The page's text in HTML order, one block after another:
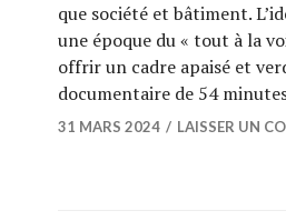
que société et bâtiment.
une époque du « tout à la
offrir un cadre apaisé et
documentaire de 54
31 MARS 2024 LAISSER UN